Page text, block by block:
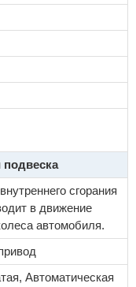
подвеска
сгорания
в движение
автомобиля.
Автоматическая